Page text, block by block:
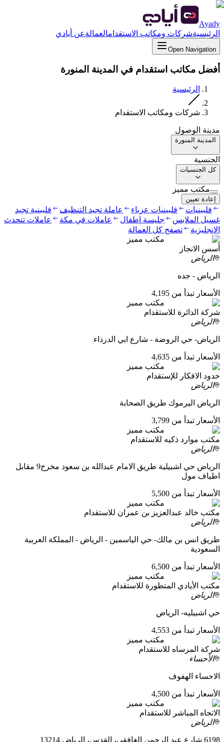
Ayady
الرئيسيةشركات ومكاتب الاستقدامالعمالةعن أيادي
Open Navigation
أفضل مكاتب استقدام في المدينة المنورة
الرئيسية
شركات ومكاتب الاستقدام
مدينة الوصول
المدينة المنورة
الجنسية
كل الجنسيات
مكتب مميز
إعادة تعيين
فلبينيات فلبينيات عزباء عاملة تجيد التنظيف
فلبينية تجيد
غسيل الملابس
جليسة اطفال عاملات في مكة
عاملات تتحدث
الانجليزية
تصفح كل العمالة
مكتب مميز
أسس الانجاز
الرياض
الرياض - جده
الأسعار تبدأ من 4,195
مكتب مميز
شركة الدائرة للاستقدام
الرياض
الرياض- حي الروضة - شارع ابي الدرداء
الأسعار تبدأ من 4,635
مكتب مميز
حدود الافكار للإستقدام
الرياض
الرياض اليرموك طريق الصحابة
الأسعار تبدأ من 3,799
مكتب مميز
مكتب موارد ذكيه للاستقدام
الرياض
الرياض حي اشبيلية طريق الامام عبدالله بن سعود مخرج9 مقابل
اطياف مول
الأسعار تبدأ من 5,500
مكتب مميز
مكتب خالد عبدالعزيز بن عمران للاستقدام
الرياض
طريق انس بن مالك- حي الياسمين - الرياض - المملكة العربية
السعودية
الأسعار تبدأ من 6,500
مكتب مميز
مكتب الأيادي المتطورة للاستقدام
الرياض
حي اشبيليه- الرياض
الأسعار تبدأ من 4,553
مكتب مميز
شركة المرساه للاستقدام
الأحساء
الاحساء الهفوف
الأسعار تبدأ من 4,500
مكتب مميز
الاتجاه المباشر للاستقدام
الرياض
6198 شارع عبد الرحمن الغافقي، القدس، الرياض 13214